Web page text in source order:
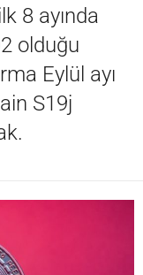
8 ayında
olduğu
Eylül ayı
S19j